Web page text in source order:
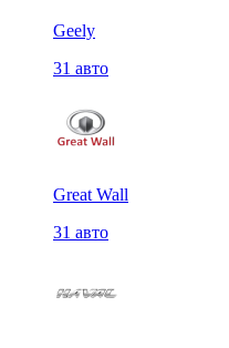
Geely
31 авто
Great Wall
31 авто